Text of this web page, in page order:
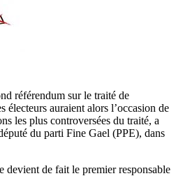
référendum sur le traité de
électeurs auraient alors l’occasion de
les plus controversées du traité, a
du parti Fine Gael (PPE), dans
devient de fait le premier responsable